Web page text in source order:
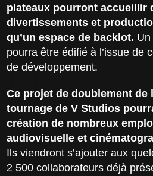
plateaux pourront accueillir
divertissements et
qu’un espace de backlot.
pourra être édifié à l’issue de
de développement.
Ce projet de doublement de
tournage de V Studios
création de nombreux
audiovisuelle et
Ils viendront s’ajouter aux
2 500 collaborateurs déjà